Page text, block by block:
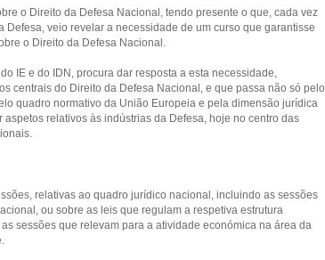
o Direito da Defesa Nacional, tendo presente o que, cada vez
veio revelar a necessidade de um curso que garantisse
o Direito da Defesa Nacional.
IE e do IDN, procura dar resposta a esta necessidade,
centrais do Direito da Defesa Nacional, e que passa não só pelo
quadro normativo da União Europeia e pela dimensão jurídica
relativos às indústrias da Defesa, hoje no centro das
relativas ao quadro jurídico nacional, incluindo as sessões
ou sobre as leis que regulam a respetiva estrutura
sessões que relevam para a atividade económica na área da